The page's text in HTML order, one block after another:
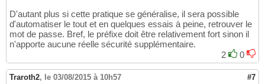
D'autant plus si cette pratique se généralise, il sera possible
d'automatiser le tout et en quelques essais à peine, retrouver le
mot de passe. Bref, le préfixe doit être relativement fort sinon il
n'apporte aucune réelle sécurité supplémentaire.
2
0
Traroth2, le 03/08/2015 à 10h57 #7